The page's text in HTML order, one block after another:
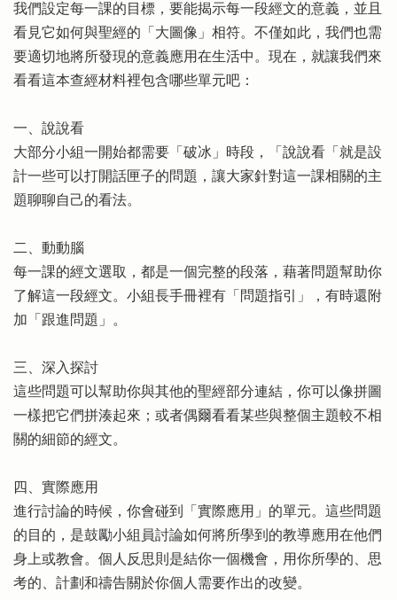
我們設定每一課的目標，要能揭示每一段經文的意義，並且
看見它如何與聖經的「大圖像」相符。不僅如此，我們也需
要適切地將所發現的意義應用在生活中。現在，就讓我們來
看看這本查經材料裡包含哪些單元吧：
一、說說看
大部分小組一開始都需要「破冰」時段，「說說看「就是設
計一些可以打開話匣子的問題，讓大家針對這一課相關的主
題聊聊自己的看法。
二、動動腦
每一課的經文選取，都是一個完整的段落，藉著問題幫助你
了解這一段經文。小組長手冊裡有「問題指引」，有時還附
加「跟進問題」。
三、深入探討
這些問題可以幫助你與其他的聖經部分連結，你可以像拼圖
一樣把它們拼湊起來；或者偶爾看看某些與整個主題較不相
關的細節的經文。
四、實際應用
進行討論的時候，你會碰到「實際應用」的單元。這些問題
的目的，是鼓勵小組員討論如何將所學到的教導應用在他們
身上或教會。個人反思則是結你一個機會，用你所學的、思
考的、計劃和禱告關於你個人需要作出的改變。